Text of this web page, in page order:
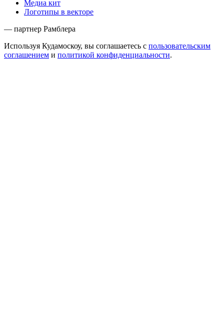
Медиа кит
Логотипы в векторе
— партнер Рамблера
Используя Кудамоскоу, вы соглашаетесь с пользовательским
соглашением и политикой конфиденциальности.